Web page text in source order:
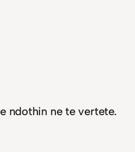
ndothin ne te vertete.